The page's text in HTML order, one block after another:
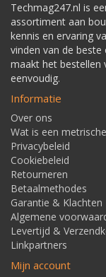
Techmag247.nl is
assortiment aan
kennis en ervaring
vinden van de
maakt het bestellen
eenvoudig.
Informatie
Over ons
Wat is een
Privacybeleid
Cookiebeleid
Retourneren
Betaalmethodes
Garantie & Klachten
Algemene
Levertijd &
Linkpartners
Mijn account